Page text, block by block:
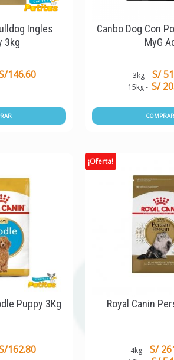
Ingles
3kg
146.60
Canbo Dog Con
MyG
3kg S/
15kg S/
COMPRAR
Puppy 3Kg
162.80
¡Oferta!
Royal Canin
4kg S/